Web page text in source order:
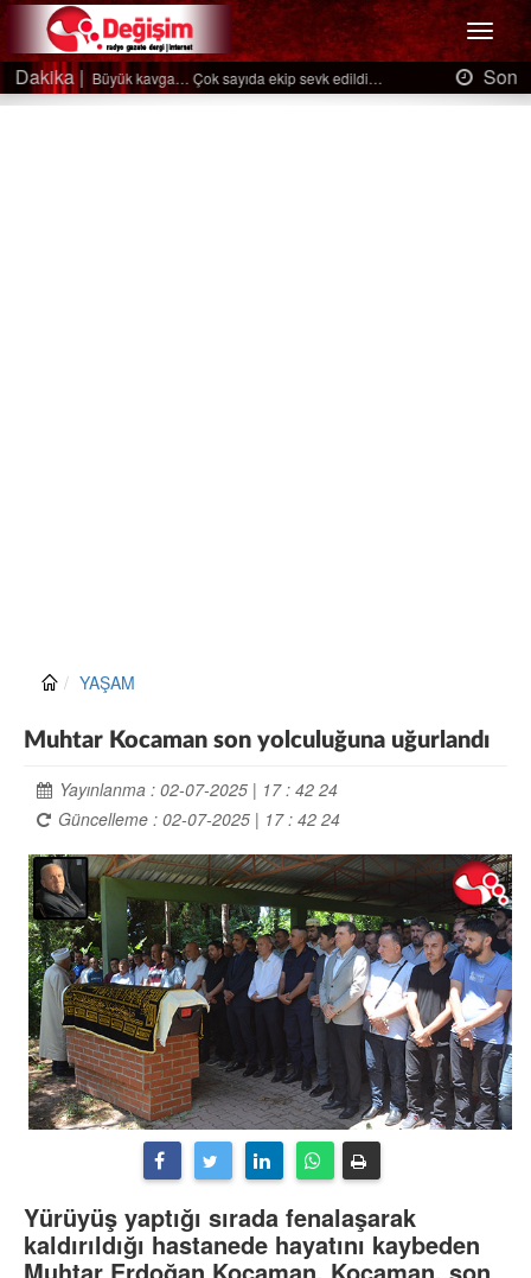
Menü
Son Dakika |Ağaçtan düştü…
YAŞAM
Muhtar Kocaman son yolculuğuna uğurlandı
Yayınlanma : 02-07-2025 | 17 : 42 24
Güncelleme : 02-07-2025 | 17 : 42 24
Yürüyüş yaptığı sırada fenalaşarak
kaldırıldığı hastanede hayatını kaybeden